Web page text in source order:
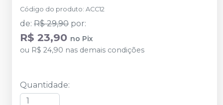
Código do produto: ACC12
de: R$ 29,90 por:
R$ 23,90 no Pix
ou R$ 24,90 nas demais condições
Quantidade: